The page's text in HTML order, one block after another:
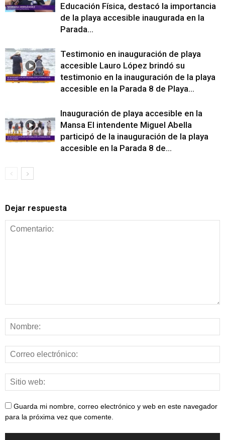
Educación Física, destacó la importancia
de la playa accesible inaugurada en la
Parada...
Testimonio en inauguración de playa
accesible Lauro López brindó su
testimonio en la inauguración de la playa
accesible en la Parada 8 de Playa...
Inauguración de playa accesible en la
Mansa El intendente Miguel Abella
participó de la inauguración de la playa
accesible en la Parada 8 de...
Dejar respuesta
Guarda mi nombre, correo electrónico y web en este navegador
para la próxima vez que comente.